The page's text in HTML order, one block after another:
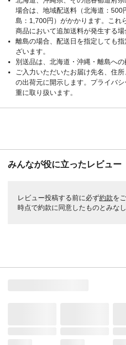
場合は、地域配送料（北海道：500
島：1,700円）がかかります。これ
商品において追加送料が発生する場
離島の場合、配送日を指定しても
ざいます。
別送品は、北海道・沖縄・離島への
ご入力いただいたお届け先名、住
の出荷元に開示します。プライバ
重に取り扱います。
みんなが役に立ったレビュー
レビュー投稿する前に必ず約款を
時点で約款に同意したものとみなし